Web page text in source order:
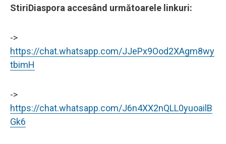
StiriDiaspora accesând următoarele linkuri:
->
https://chat.whatsapp.com/JJePx9Ood2XAgm8wy
tbimH
->
https://chat.whatsapp.com/J6n4XX2nQLL0yuoailB
Gk6